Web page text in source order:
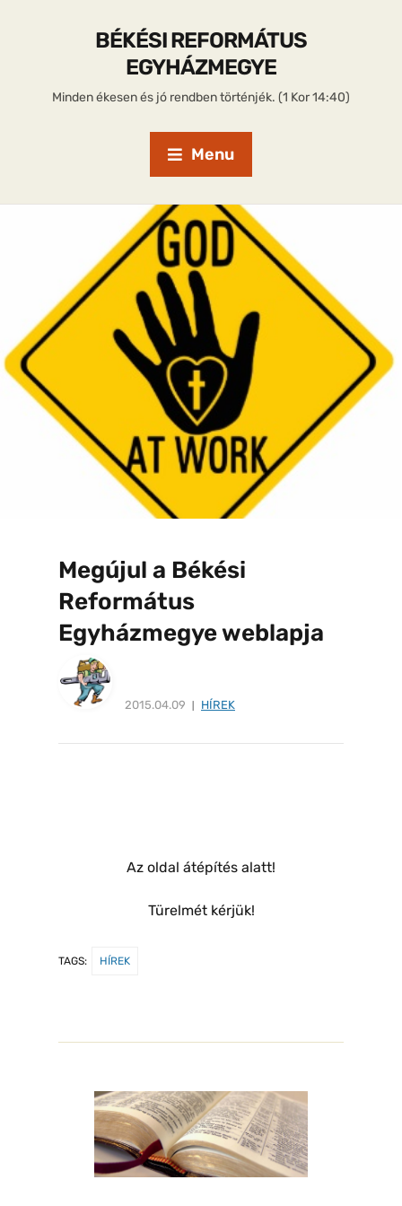
BÉKÉSI REFORMÁTUS
EGYHÁZMEGYE
Minden ékesen és jó rendben történjék. (1 Kor 14:40)
Menu
Megújul a Békési
Református
Egyházmegye weblapja
2015.04.09 HÍREK
Az oldal átépítés alatt!
Türelmét kérjük!
TAGS: HÍREK